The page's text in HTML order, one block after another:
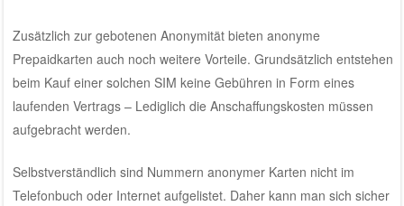
Zusätzlich zur gebotenen Anonymität bieten anonyme
Prepaidkarten auch noch weitere Vorteile. Grundsätzlich entstehen
beim Kauf einer solchen SIM keine Gebühren in Form eines
laufenden Vertrags – Lediglich die Anschaffungskosten müssen
aufgebracht werden.
Selbstverständlich sind Nummern anonymer Karten nicht im
Telefonbuch oder Internet aufgelistet. Daher kann man sich sicher